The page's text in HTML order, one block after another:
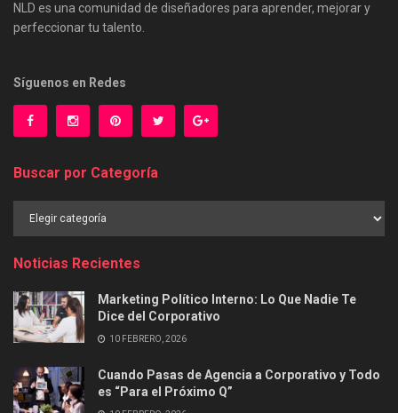
NLD es una comunidad de diseñadores para aprender, mejorar y
perfeccionar tu talento.
Síguenos en Redes
Buscar por Categoría
Buscar
Noticias Recientes
Marketing Político Interno: Lo Que Nadie Te
Dice del Corporativo
10 FEBRERO, 2026
Cuando Pasas de Agencia a Corporativo y Todo
es “Para el Próximo Q”